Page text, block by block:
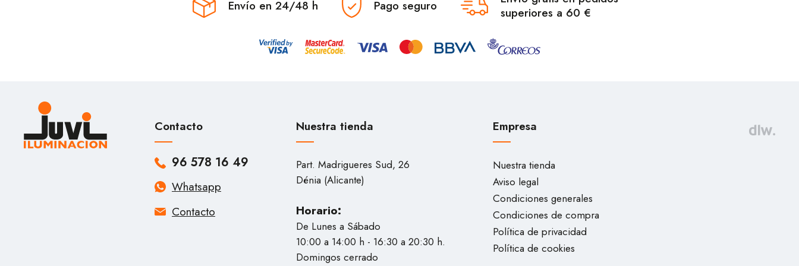
Envío en 24/48 h Pago seguro
superiores a 60 €
Contacto
96 578 16 49
Whatsapp
Contacto
Nuestra tienda
Part. Madrigueres Sud, 26
Dénia (Alicante)
Horario:
De Lunes a Sábado
10:00 a 14:00 h - 16:30 a 20:30 h.
Domingos cerrado
Empresa
Nuestra tienda
Aviso legal
Condiciones generales
Condiciones de compra
Política de privacidad
Política de cookies